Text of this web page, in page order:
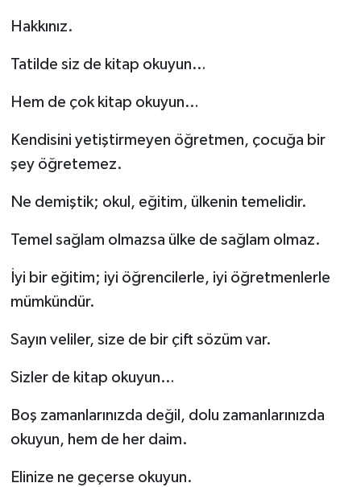
Hakkınız.
Tatilde siz de kitap okuyun…
Hem de çok kitap okuyun…
Kendisini yetiştirmeyen öğretmen, çocuğa bir
şey öğretemez.
Ne demiştik; okul, eğitim, ülkenin temelidir.
Temel sağlam olmazsa ülke de sağlam olmaz.
İyi bir eğitim; iyi öğrencilerle, iyi öğretmenlerle
mümkündür.
Sayın veliler, size de bir çift sözüm var.
Sizler de kitap okuyun…
Boş zamanlarınızda değil, dolu zamanlarınızda
okuyun, hem de her daim.
Elinize ne geçerse okuyun.